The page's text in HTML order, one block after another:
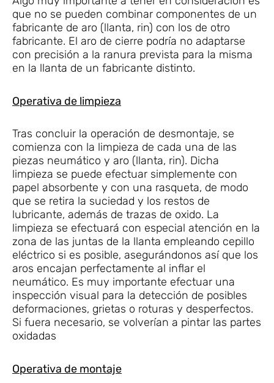
que no se pueden combinar componentes de un
fabricante de aro (llanta, rin) con los de otro
fabricante. El aro de cierre podría no adaptarse
con precisión a la ranura prevista para la misma
en la llanta de un fabricante distinto.
Operativa de limpieza
Tras concluir la operación de desmontaje, se
comienza con la limpieza de cada una de las
piezas neumático y aro (llanta, rin). Dicha
limpieza se puede efectuar simplemente con
papel absorbente y con una rasqueta, de modo
que se retira la suciedad y los restos de
lubricante, además de trazas de oxido. La
limpieza se efectuará con especial atención en la
zona de las juntas de la llanta empleando cepillo
eléctrico si es posible, asegurándonos así que los
aros encajan perfectamente al inflar el
neumático. Es muy importante efectuar una
inspección visual para la detección de posibles
deformaciones, grietas o roturas y desperfectos.
Si fuera necesario, se volverían a pintar las partes
oxidadas
Operativa de montaje